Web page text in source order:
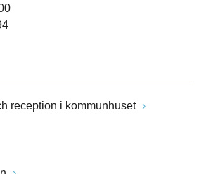
reception i kommunhuset